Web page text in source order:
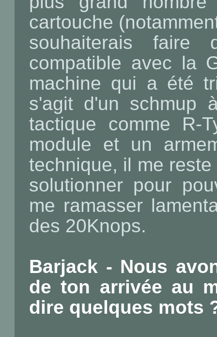
cartouche
souhaiterais faire
compatible avec la
machine qui a été
s'agit d'un schmup
tactique comme R-
module et un
technique, il me
solutionner pour
me ramasser
des 20Knops.
Barjack - Nous
de ton arrivée au
dire quelques mots